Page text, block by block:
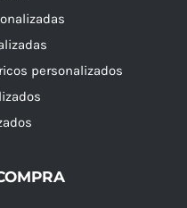
personalizados